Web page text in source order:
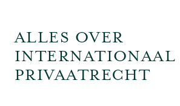
ALLES OVER
INTERNATIONAAL
PRIVAATRECHT